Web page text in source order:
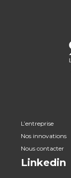
L’entreprise
Nos innovations
Nous contacter
Linkedin